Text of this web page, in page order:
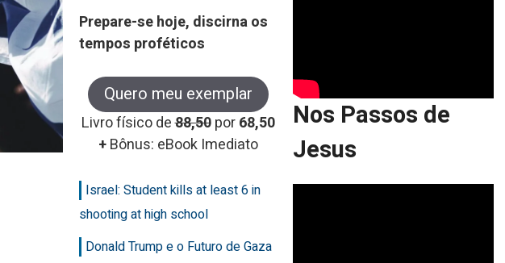
Prepare-se hoje, discirna os
tempos proféticos
Quero meu exemplar
Livro físico de88,50 por68,50
+Bônus: eBook Imediato
Israel: Student kills at least 6 in
shooting at high school
Donald Trump e o Futuro de Gaza
Nos Passos de
Jesus